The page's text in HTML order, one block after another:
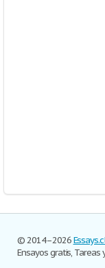
© 2014–2026
Ensayos gratis, Tareas